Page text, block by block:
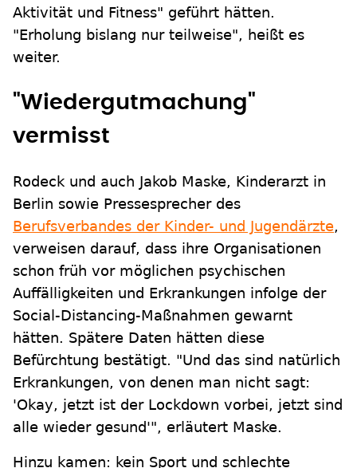
Aktivität und Fitness" geführt hätten.
"Erholung bislang nur teilweise", heißt es
weiter.
"Wiedergutmachung"
vermisst
Rodeck und auch Jakob Maske, Kinderarzt in
Berlin sowie Pressesprecher des
Berufsverbandes der Kinder- und Jugendärzte,
verweisen darauf, dass ihre Organisationen
schon früh vor möglichen psychischen
Auffälligkeiten und Erkrankungen infolge der
Social-Distancing-Maßnahmen gewarnt
hätten. Spätere Daten hätten diese
Befürchtung bestätigt. "Und das sind natürlich
Erkrankungen, von denen man nicht sagt:
'Okay, jetzt ist der Lockdown vorbei, jetzt sind
alle wieder gesund'", erläutert Maske.
Hinzu kamen: kein Sport und schlechte